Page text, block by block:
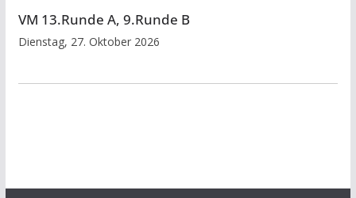
VM 13.Runde A, 9.Runde B
Dienstag, 27. Oktober 2026